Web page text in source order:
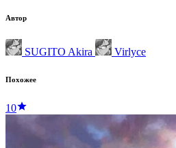
Автор
SUGITO Akira Virlyce
Похожее
10